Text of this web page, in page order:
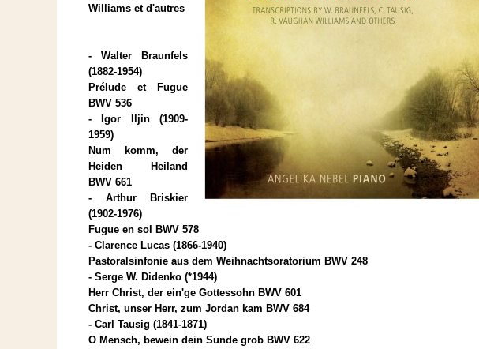
Williams et d'autres
- Walter Braunfels
(1882-1954)
Prélude et Fugue
BWV 536
- Igor Iljin (1909-
1959)
Num komm, der
Heiden Heiland
BWV 661
- Arthur Briskier
(1902-1976)
Fugue en sol BWV 578
- Clarence Lucas (1866-1940)
Pastoralsinfonie aus dem Weihnachtsoratorium BWV 248
- Serge W. Didenko (*1944)
Herr Christ, der ein'ge Gottessohn BWV 601
Christ, unser Herr, zum Jordan kam BWV 684
- Carl Tausig (1841-1871)
O Mensch, bewein dein Sunde grob BWV 622